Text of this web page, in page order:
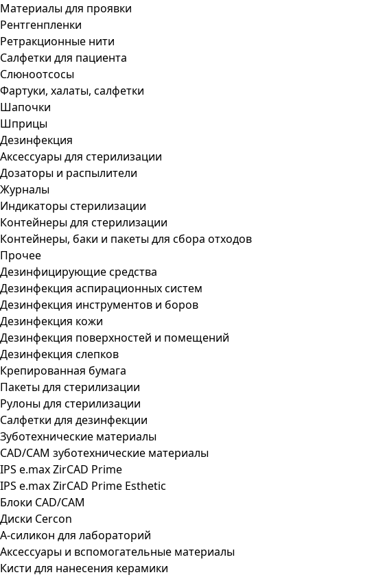
Материалы для проявки
Рентгенпленки
Ретракционные нити
Салфетки для пациента
Слюноотсосы
Фартуки, халаты, салфетки
Шапочки
Шприцы
Дезинфекция
Аксессуары для стерилизации
Дозаторы и распылители
Журналы
Индикаторы стерилизации
Контейнеры для стерилизации
Контейнеры, баки и пакеты для сбора отходов
Прочее
Дезинфицирующие средства
Дезинфекция аспирационных систем
Дезинфекция инструментов и боров
Дезинфекция кожи
Дезинфекция поверхностей и помещений
Дезинфекция слепков
Крепированная бумага
Пакеты для стерилизации
Рулоны для стерилизации
Салфетки для дезинфекции
Зуботехнические материалы
CAD/CAM зуботехнические материалы
IPS e.max ZirCAD Prime
IPS e.max ZirCAD Prime Esthetic
Блоки CAD/CAM
Диски Cercon
А-силикон для лабораторий
Аксессуары и вспомогательные материалы
Кисти для нанесения керамики